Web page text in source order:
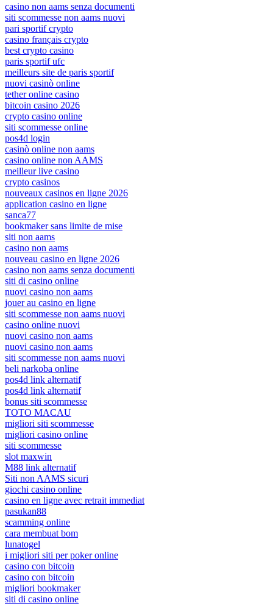
casino non aams senza documenti
siti scommesse non aams nuovi
pari sportif crypto
casino français crypto
best crypto casino
paris sportif ufc
meilleurs site de paris sportif
nuovi casinò online
tether online casino
bitcoin casino 2026
crypto casino online
siti scommesse online
pos4d login
casinò online non aams
casino online non AAMS
meilleur live casino
crypto casinos
nouveaux casinos en ligne 2026
application casino en ligne
sanca77
bookmaker sans limite de mise
siti non aams
casino non aams
nouveau casino en ligne 2026
casino non aams senza documenti
siti di casino online
nuovi casino non aams
jouer au casino en ligne
siti scommesse non aams nuovi
casino online nuovi
nuovi casino non aams
nuovi casino non aams
siti scommesse non aams nuovi
beli narkoba online
pos4d link alternatif
pos4d link alternatif
bonus siti scommesse
TOTO MACAU
migliori siti scommesse
migliori casino online
siti scommesse
slot maxwin
M88 link alternatif
Siti non AAMS sicuri
giochi casino online
casino en ligne avec retrait immediat
pasukan88
scamming online
cara membuat bom
lunatogel
i migliori siti per poker online
casino con bitcoin
casino con bitcoin
migliori bookmaker
siti di casino online